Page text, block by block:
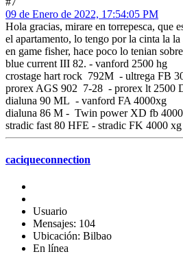
09 de Enero de 2022, 17:54:05 PM
Hola gracias, mirare en torrepesca, que
el apartamento, lo tengo por la cinta la
en game fisher, hace poco lo tenian
blue current III 82. - vanford 2500 hg
crostage hart rock 792M - ultrega FB
prorex AGS 902 7-28 - prorex lt 2500
dialuna 90 ML - vanford FA 4000xg
dialuna 86 M - Twin power XD fb
stradic fast 80 HFE - stradic FK 4000 xg
caciqueconnection
Usuario
Mensajes: 104
Ubicación: Bilbao
En línea